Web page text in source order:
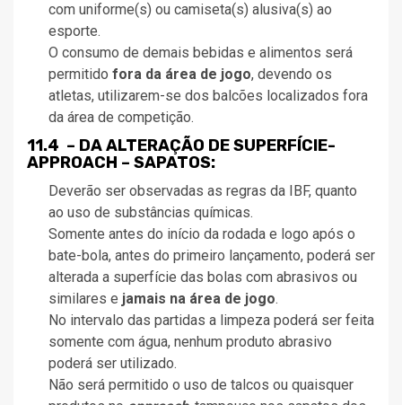
com uniforme(s) ou camiseta(s) alusiva(s) ao
esporte.
O consumo de demais bebidas e alimentos será
permitido fora da área de jogo, devendo os
atletas, utilizarem-se dos balcões localizados fora
da área de competição.
11.4 – DA ALTERAÇÃO DE SUPERFÍCIE-
APPROACH – SAPATOS:
Deverão ser observadas as regras da IBF, quanto
ao uso de substâncias químicas.
Somente antes do início da rodada e logo após o
bate-bola, antes do primeiro lançamento, poderá ser
alterada a superfície das bolas com abrasivos ou
similares e jamais na área de jogo.
No intervalo das partidas a limpeza poderá ser feita
somente com água, nenhum produto abrasivo
poderá ser utilizado.
Não será permitido o uso de talcos ou quaisquer